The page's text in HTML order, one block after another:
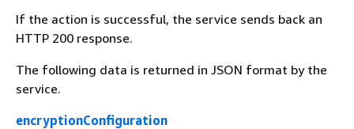
If the action is successful, the service sends back an
HTTP 200 response.
The following data is returned in JSON format by the
service.
encryptionConfiguration